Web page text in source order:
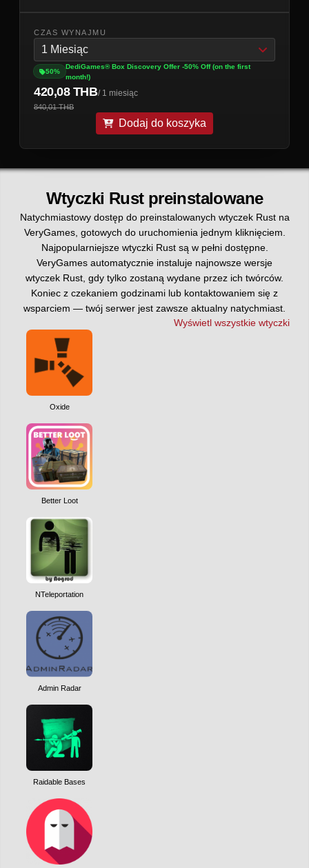
CZAS WYNAJMU
1 Miesiąc
50%
DediGames® Box Discovery Offer -50% Off (on the first
month!)
420,08 THB/ 1 miesiąc
840,01 THB
Dodaj do koszyka
Wtyczki Rust preinstalowane
Natychmiastowy dostęp do preinstalowanych wtyczek Rust na
VeryGames, gotowych do uruchomienia jednym kliknięciem.
Najpopularniejsze wtyczki Rust są w pełni dostępne.
VeryGames automatycznie instaluje najnowsze wersje
wtyczek Rust, gdy tylko zostaną wydane przez ich twórców.
Koniec z czekaniem godzinami lub kontaktowaniem się z
wsparciem — twój serwer jest zawsze aktualny natychmiast.
Wyświetl wszystkie wtyczki
Oxide
Better Loot
NTeleportation
Admin Radar
Raidable Bases